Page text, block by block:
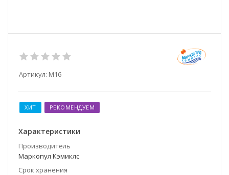
Артикул: М16
ХИТ РЕКОМЕНДУЕМ
Характеристики
Производитель
Маркопул Кэмиклс
Срок хранения